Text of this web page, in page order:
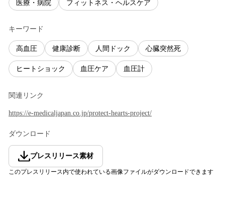
医療・病院 フィットネス・ヘルスケア
キーワード
高血圧 健康診断 人間ドック 心臓突然死
ヒートショック 血圧ケア 血圧計
関連リンク
https://e-medicaljapan.co.jp/protect-hearts-project/
ダウンロード
プレスリリース素材
このプレスリリース内で使われている画像ファイルがダウンロードできます